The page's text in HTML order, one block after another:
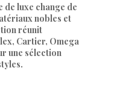
luxe change de
nobles et
réunit
Cartier, Omega
une sélection